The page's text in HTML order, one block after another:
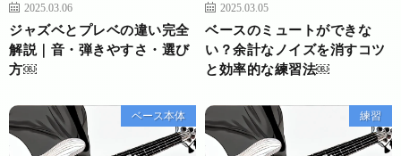
2025.03.06
ジャズベとプレベの違い完全
解説｜音・弾きやすさ・選び
方￼
2025.03.05
ベースのミュートができな
い？余計なノイズを消すコツ
と効率的な練習法￼
ベース本体 練習